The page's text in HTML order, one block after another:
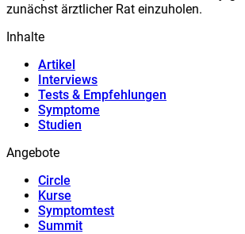
zunächst ärztlicher Rat einzuholen.
Inhalte
Artikel
Interviews
Tests & Empfehlungen
Symptome
Studien
Angebote
Circle
Kurse
Symptomtest
Summit